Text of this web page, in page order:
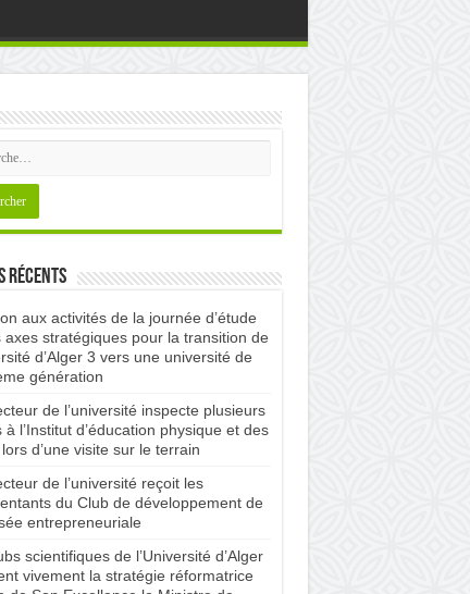
récents
aux activités de la journée d’étude
axes stratégiques pour la transition de
d’Alger 3 vers une université de
génération
de l’université inspecte plusieurs
à l’Institut d’éducation physique et des
d’une visite sur le terrain
de l’université reçoit les
du Club de développement de
entrepreneuriale
scientifiques de l’Université d’Alger
vivement la stratégie réformatrice